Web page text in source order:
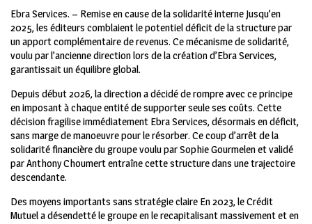
Ebra Services. – Remise en cause de la solidarité interne Jusqu’en
2025, les éditeurs comblaient le potentiel déficit de la structure par
un apport complémentaire de revenus. Ce mécanisme de solidarité,
voulu par l’ancienne direction lors de la création d’Ebra Services,
garantissait un équilibre global.
Depuis début 2026, la direction a décidé de rompre avec ce principe
en imposant à chaque entité de supporter seule ses coûts. Cette
décision fragilise immédiatement Ebra Services, désormais en déficit,
sans marge de manoeuvre pour le résorber. Ce coup d’arrêt de la
solidarité financière du groupe voulu par Sophie Gourmelen et validé
par Anthony Choumert entraîne cette structure dans une trajectoire
descendante.
Des moyens importants sans stratégie claire En 2023, le Crédit
Mutuel a désendetté le groupe en le recapitalisant massivement et en